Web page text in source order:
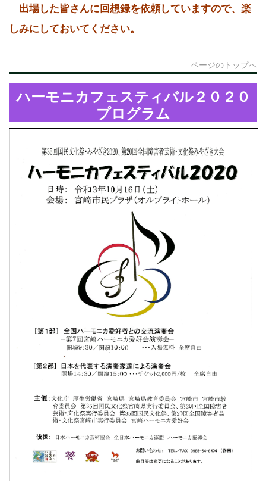
出場した皆さんに回想録を依頼していますので、楽
しみにしておいてください。
ページのトップへ
ハーモニカフェスティバル２０２０
プログラム